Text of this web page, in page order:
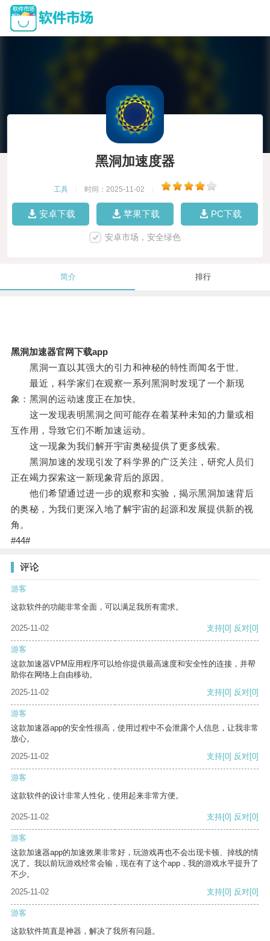
黑洞加速度器
工具 时间：2025-11-02
安卓下载 苹果下载 PC下载
安卓市场，安全绿色
简介 排行
黑洞加速器官网下载app
黑洞一直以其强大的引力和神秘的特性而闻名于世。
最近，科学家们在观察一系列黑洞时发现了一个新现
象：黑洞的运动速度正在加快。
这一发现表明黑洞之间可能存在着某种未知的力量或相
互作用，导致它们不断加速运动。
这一现象为我们解开宇宙奥秘提供了更多线索。
黑洞加速的发现引发了科学界的广泛关注，研究人员们
正在竭力探索这一新现象背后的原因。
他们希望通过进一步的观察和实验，揭示黑洞加速背后
的奥秘，为我们更深入地了解宇宙的起源和发展提供新的视
角。
#44#
评论
游客
这款软件的功能非常全面，可以满足我所有需求。
2025-11-02 支持[0] 反对[0]
游客
这款加速器VPM应用程序可以给你提供最高速度和安全性的连接，并帮
助你在网络上自由移动。
2025-11-02
支持[0] 反对[0]
游客
这款加速器app的安全性很高，使用过程中不会泄露个人信息，让我非常
放心。
2025-11-02
支持[0] 反对[0]
游客
这款软件的设计非常人性化，使用起来非常方便。
2025-11-02 支持[0] 反对[0]
游客
这款加速器app的加速效果非常好，玩游戏再也不会出现卡顿、掉线的情
况了。我以前玩游戏经常会输，现在有了这个app，我的游戏水平提升了
不少。
2025-11-02
支持[0] 反对[0]
游客
这款软件简直是神器，解决了我所有问题。